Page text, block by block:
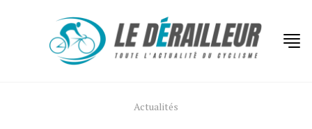
Actualités